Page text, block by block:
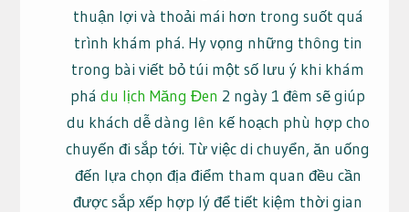
thuận lợi và thoải mái hơn trong suốt quá
trình khám phá. Hy vọng những thông tin
trong bài viết bỏ túi một số lưu ý khi khám
phádu lịch Măng Đen 2 ngày 1 đêm sẽ giúp
du khách dễ dàng lên kế hoạch phù hợp cho
chuyến đi sắp tới. Từ việc di chuyển, ăn uống
đến lựa chọn địa điểm tham quan đều cần
được sắp xếp hợp lý để tiết kiệm thời gian